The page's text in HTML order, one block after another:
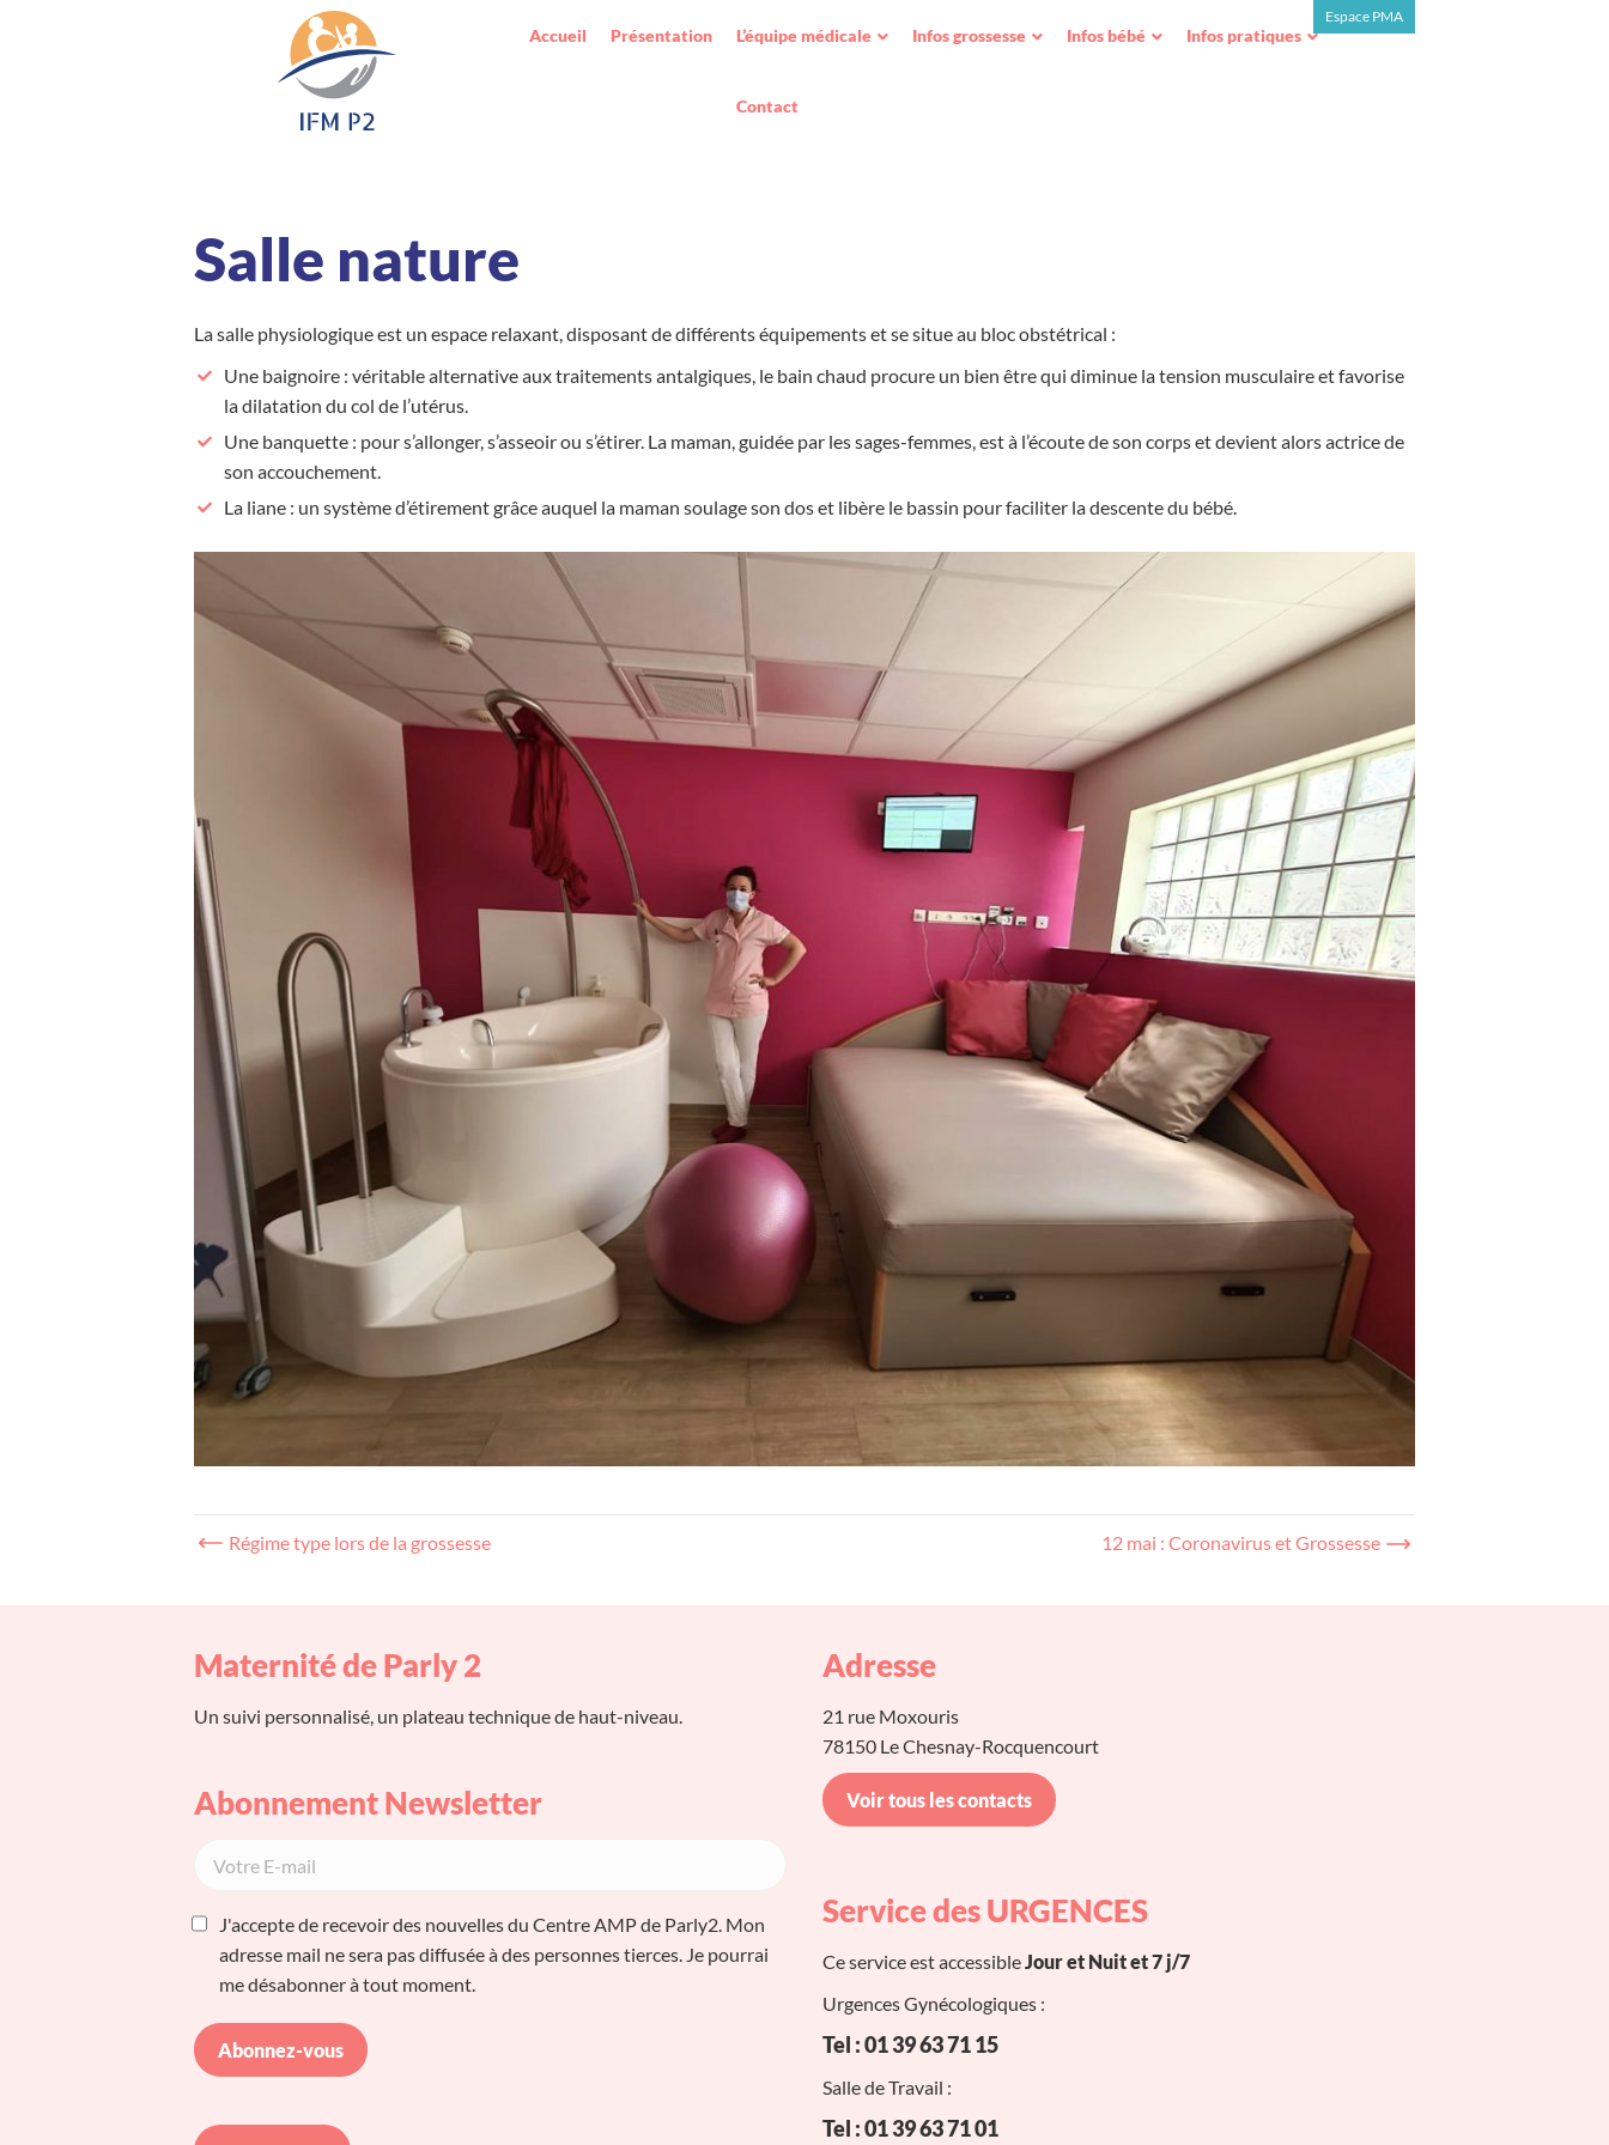
Espace PMA
Accueil Présentation L’équipe médicale Infos grossesse Infos bébé Infos pratiques
Contact
Salle nature
La salle physiologique est un espace relaxant, disposant de différents équipements et se situe au bloc obstétrical :
Une baignoire : véritable alternative aux traitements antalgiques, le bain chaud procure un bien être qui diminue la tension musculaire et favorise
la dilatation du col de l’utérus.
Une banquette : pour s’allonger, s’asseoir ou s’étirer. La maman, guidée par les sages-femmes, est à l’écoute de son corps et devient alors actrice de
son accouchement.
La liane : un système d’étirement grâce auquel la maman soulage son dos et libère le bassin pour faciliter la descente du bébé.
← Régime type lors de la grossesse 12 mai : Coronavirus et Grossesse →
Maternité de Parly 2
Un suivi personnalisé, un plateau technique de haut-niveau.
Abonnement Newsletter
J'accepte de recevoir des nouvelles du Centre AMP de Parly2. Mon
adresse mail ne sera pas diffusée à des personnes tierces. Je pourrai
me désabonner à tout moment.
Abonnez-vous
Adresse
21 rue Moxouris
78150 Le Chesnay-Rocquencourt
Voir tous les contacts
Service des URGENCES
Ce service est accessibleJour et Nuit et 7 j/7
Urgences Gynécologiques :
Tel : 01 39 63 71 15
Salle de Travail :
Tel : 01 39 63 71 01